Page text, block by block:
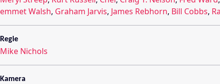
emmet Walsh, Graham Jarvis, James Rebhorn, Bill Cobbs,
Regie
Mike Nichols
Kamera